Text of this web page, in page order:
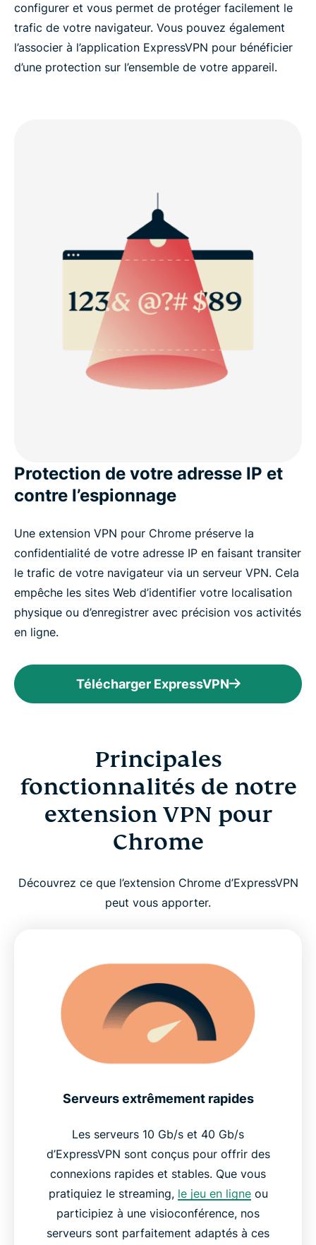
configurer et vous permet de protéger facilement le
trafic de votre navigateur. Vous pouvez également
l’associer à l’application ExpressVPN pour bénéficier
d’une protection sur l’ensemble de votre appareil.
Protection de votre adresse IP et
contre l’espionnage
Une extension VPN pour Chrome préserve la
confidentialité de votre adresse IP en faisant transiter
le trafic de votre navigateur via un serveur VPN. Cela
empêche les sites Web d’identifier votre localisation
physique ou d’enregistrer avec précision vos activités
en ligne.
Télécharger ExpressVPN
Principales
fonctionnalités de notre
extension VPN pour
Chrome
Découvrez ce que l’extension Chrome d’ExpressVPN
peut vous apporter.
Serveurs extrêmement rapides
Les serveurs 10 Gb/s et 40 Gb/s
d’ExpressVPN sont conçus pour offrir des
connexions rapides et stables. Que vous
pratiquiez le streaming, le jeu en ligneou
participiez à une visioconférence, nos
serveurs sont parfaitement adaptés à ces